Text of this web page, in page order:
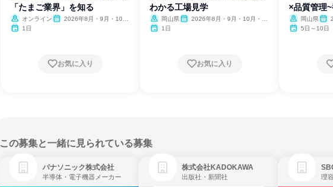
「たまご業界」を知る
オンライン
2026年8月・9月・10
1日
お気に入り
わかる工場見学
岡山県
2026年8月・9月・10月・11
1日
お気に入り
×品質管理
~
岡山県
5日～10日
この募集と一緒に見られている募集
パナソニック株式会社
半導体・電子機器メーカー
株式会社KADOKAWA
出版社・新聞社